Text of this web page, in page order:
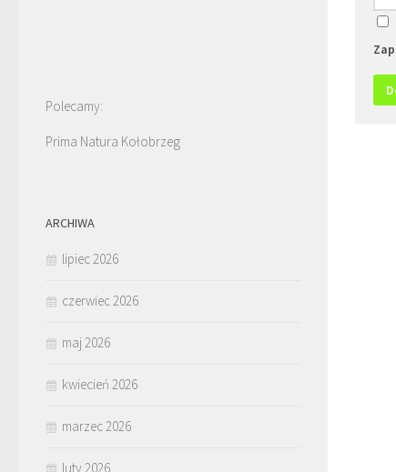
Polecamy:
Prima Natura Kołobrzeg
ARCHIWA
lipiec 2026
czerwiec 2026
maj 2026
kwiecień 2026
marzec 2026
luty 2026